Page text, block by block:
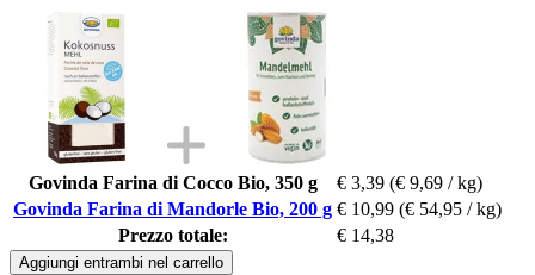
Govinda Farina di Cocco Bio, 350 g € 3,39 (€ 9,69 / kg)
Govinda Farina di Mandorle Bio, 200 g € 10,99 (€ 54,95 / kg)
Prezzo totale:
€ 14,38
Aggiungi entrambi nel carrello